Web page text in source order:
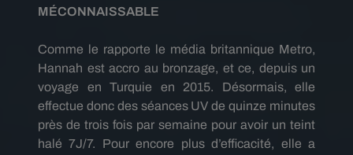
MÉCONNAISSABLE
Comme le rapporte le média britannique Metro,
Hannah est accro au bronzage, et ce, depuis un
voyage en Turquie en 2015.
Désormais, elle
effectue donc des séances UV de quinze minutes
près de trois fois par semaine pour avoir un teint
halé 7J/7.
Pour encore plus d’efficacité, elle a